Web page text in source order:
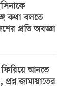
কথা বলতে
প্রতি অবজ্ঞা
ফিরিয়ে আনতে
প্রশ্ন জামায়াতের